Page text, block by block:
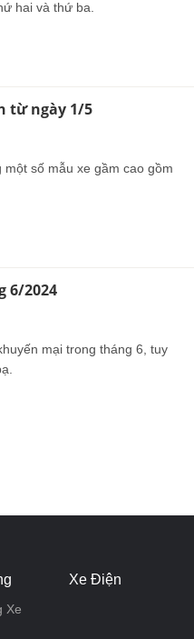
hai và thứ ba.
từ ngày 1/5
số mẫu xe gầm cao gồm
6/2024
mại trong tháng 6, tuy
Xe
Xe Điện